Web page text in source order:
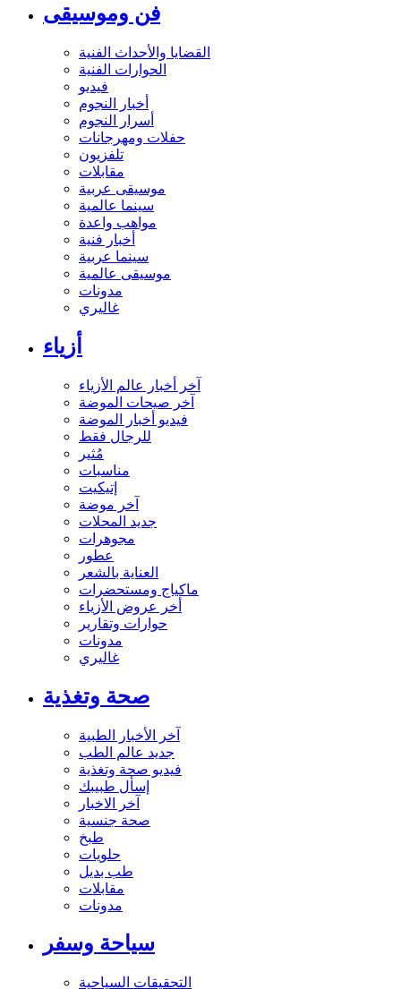
فن وموسيقى
القضايا والأحداث الفنية
الحوارات الفنية
فيديو
أخبار النجوم
أسرار النجوم
حفلات ومهرجانات
تلفزيون
مقابلات
موسيقى عربية
سينما عالمية
مواهب واعدة
أخبار فنية
سينما عربية
موسيقى عالمية
مدونات
غاليري
أزياء
آخر أخبار عالم الأزياء
آخر صيحات الموضة
فيديو أخبار الموضة
للرجال فقط
مُثير
مناسبات
إتيكيت
آخر موضة
جديد المحلات
مجوهرات
عطور
العناية بالشعر
ماكياج ومستحضرات
أخر عروض الأزياء
حوارات وتقارير
مدونات
غاليري
صحة وتغذية
آخر الأخبار الطبية
جديد عالم الطب
فيديو صحة وتغذية
إسأل طبيبك
آخر الاخبار
صحة جنسية
طبخ
حلويات
طب بديل
مقابلات
مدونات
سياحة وسفر
التحقيقات السياحية